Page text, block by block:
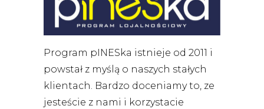
Program pINESka istnieje od 2011 i
powstał z myślą o naszych stałych
klientach. Bardzo doceniamy to, ze
jesteście z nami i korzystacie